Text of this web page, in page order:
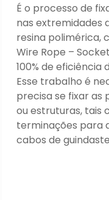
É o processo de
nas extremidades
resina polimérica,
Wire Rope –
100% de eficiência
Esse trabalho é
precisa se fixar as
ou estruturas, tais
terminações para
cabos de